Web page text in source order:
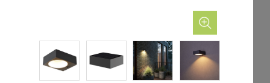
メールでお問合せ よくお寄せいただくご質問
Tel. 0120-51-4128